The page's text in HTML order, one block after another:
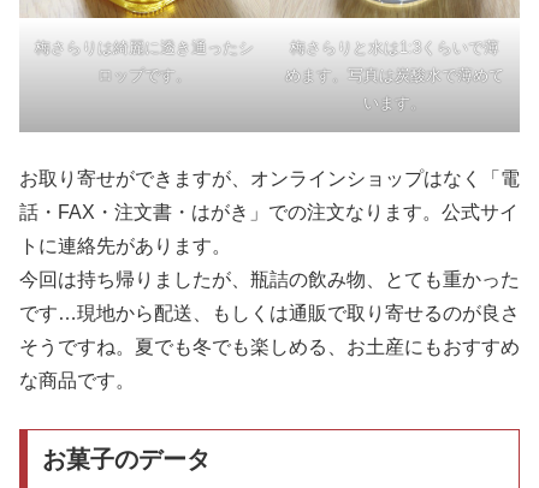
梅さらりは綺麗に透き通ったシ
ロップです。
梅さらりと水は1:3くらいで薄
めます。写真は炭酸水で薄めて
います。
お取り寄せができますが、オンラインショップはなく「電
話・FAX・注文書・はがき」での注文なります。公式サイ
トに連絡先があります。
今回は持ち帰りましたが、瓶詰の飲み物、とても重かった
です…現地から配送、もしくは通販で取り寄せるのが良さ
そうですね。夏でも冬でも楽しめる、お土産にもおすすめ
な商品です。
お菓子のデータ